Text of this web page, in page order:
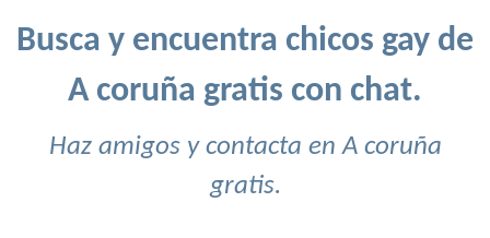
Busca y encuentra chicos gay de
A coruña gratis con chat.
Haz amigos y contacta en A coruña
gratis.